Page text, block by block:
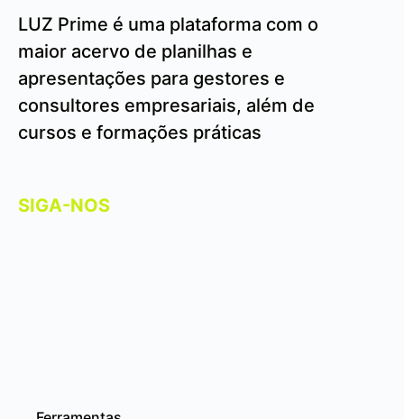
LUZ Prime é uma plataforma com o
maior acervo de planilhas e
apresentações para gestores e
consultores empresariais, além de
cursos e formações práticas
SIGA-NOS